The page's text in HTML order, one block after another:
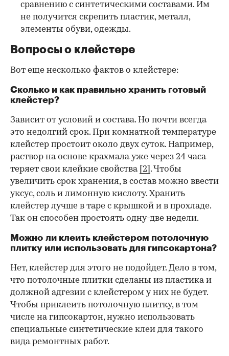
сравнению с синтетическими составами. Им
не получится скрепить пластик, металл,
элементы обуви, одежды.
Вопросы о клейстере
Вот еще несколько фактов о клейстере:
Сколько и как правильно хранить готовый
клейстер?
Зависит от условий и состава. Но почти всегда
это недолгий срок. При комнатной температуре
клейстер простоит около двух суток. Например,
раствор на основе крахмала уже через 24 часа
теряет свои клейкие свойства [2] . Чтобы
увеличить срок хранения, в состав можно ввести
уксус, соль и лимонную кислоту. Хранить
клейстер лучше в таре с крышкой и в прохладе.
Так он способен простоять одну-две недели.
Можно ли клеить клейстером потолочную
плитку или использовать для гипсокартона?
Нет, клейстер для этого не подойдет. Дело в том,
что потолочные плитки сделаны из пластика и
должной адгезии с клейстером у них не будет.
Чтобы приклеить потолочную плитку, в том
числе на гипсокартон, нужно использовать
специальные синтетические клеи для такого
вида ремонтных работ.